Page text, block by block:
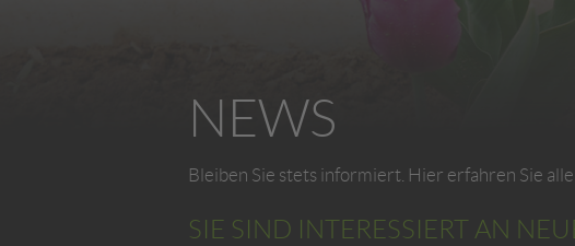
NEWS
Bleiben Sie stets informiert. Hier erfahren Sie
SIE SIND INTERESSIERT AN